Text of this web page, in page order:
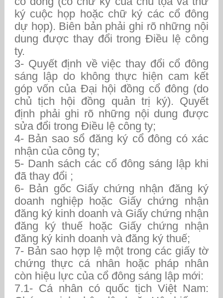
ký cuộc họp hoặc chữ ký các cổ đông
dự họp). Biên bản phải ghi rõ những nội
dung được thay đổi trong Điều lệ công
ty.
3- Quyết định về việc thay đổi cổ đông
sáng lập do không thực hiện cam kết
góp vốn của Đại hội đồng cổ đông (do
chủ tịch hội đồng quản trị ký). Quyết
định phải ghi rõ những nội dung được
sửa đổi trong Điều lệ công ty;
4- Bản sao sổ đăng ký cổ đông có xác
nhận của công ty;
5- Danh sách các cổ đông sáng lập khi
đã thay đổi ;
6- Bản gốc Giấy chứng nhận đăng ký
doanh nghiệp hoặc Giấy chứng nhận
đăng ký kinh doanh và Giấy chứng nhận
đăng ký thuế hoặc Giấy chứng nhận
đăng ký kinh doanh và đăng ký thuế;
7- Bản sao hợp lệ một trong các giấy tờ
chứng thực cá nhân hoặc pháp nhân
còn hiệu lực của cổ đông sáng lập mới:
7.1- Cá nhân có quốc tịch Việt Nam: